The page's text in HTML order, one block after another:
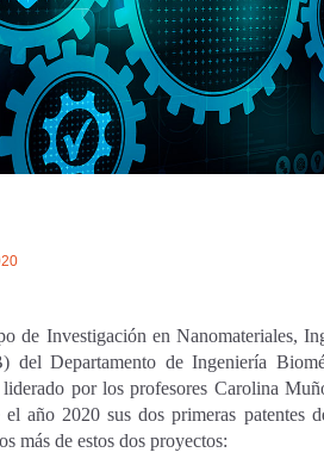
de Investigación en Nanomateriales,
del Departamento de Ingeniería
liderado por los profesores Carolina
el año 2020 sus dos primeras patentes
más de estos dos proyectos: